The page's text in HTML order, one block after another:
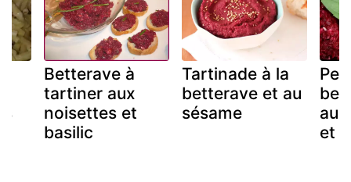
Betterave à
tartiner aux
noisettes et
basilic
Tartinade à la
betterave et au
sésame
et